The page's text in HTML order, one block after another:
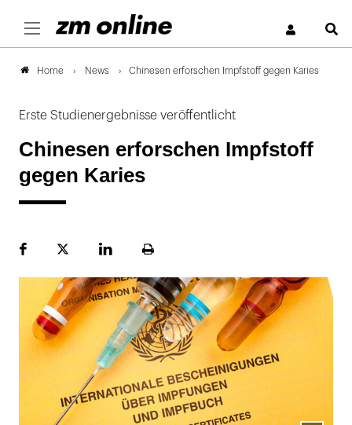
Home News Chinesen erforschen Impfstoff gegen Karies
Erste Studienergebnisse veröffentlicht
Chinesen erforschen Impfstoff
gegen Karies
FacebookPlattformLinekdInSeite